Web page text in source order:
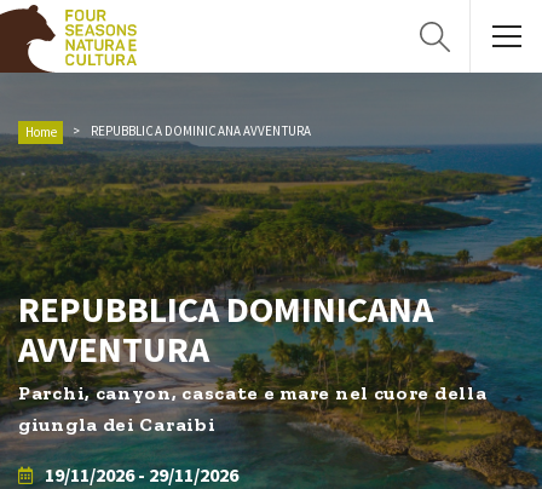
Home REPUBBLICA DOMINICANA AVVENTURA
REPUBBLICA DOMINICANA
AVVENTURA
Parchi, canyon, cascate e mare nel cuore della
giungla dei Caraibi
19/11/2026 - 29/11/2026